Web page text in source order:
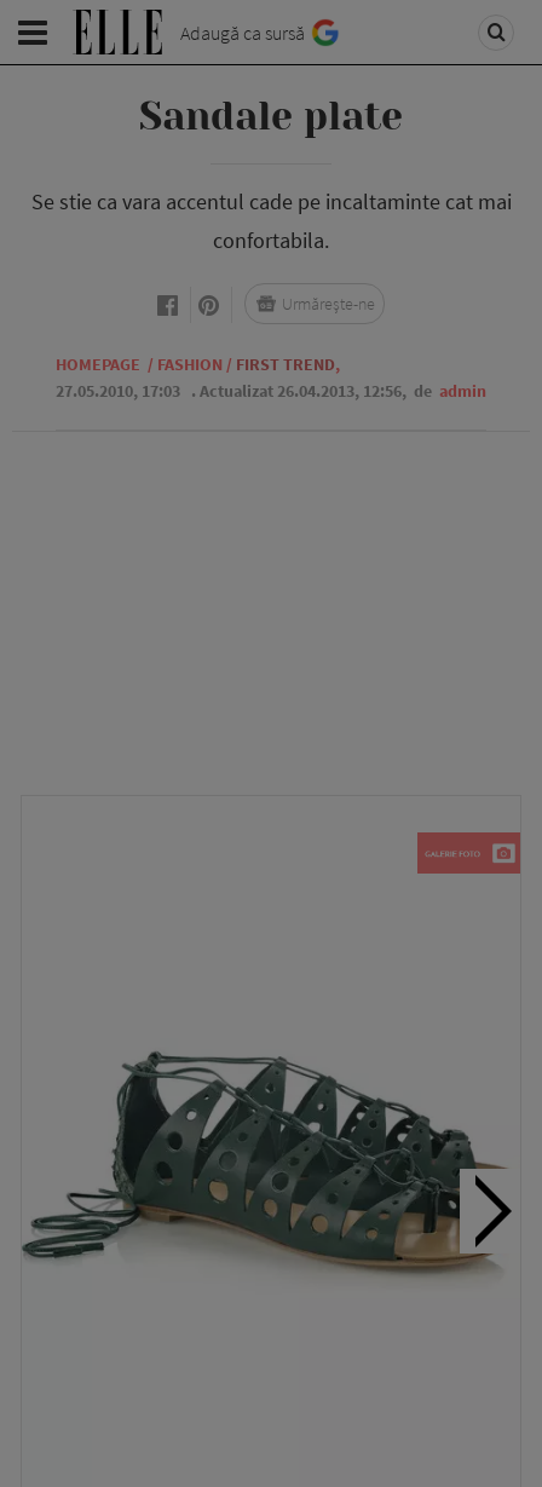
Adaugă ca sursă
Sandale plate
Se stie ca vara accentul cade pe incaltaminte cat mai
confortabila.
HOMEPAGE / FASHION / FIRST TREND,
27.05.2010, 17:03 . Actualizat 26.04.2013, 12:56, de admin
Urmărește-ne